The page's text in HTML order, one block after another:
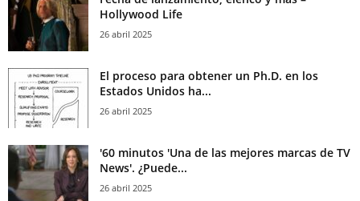
Hollywood Life
26 abril 2025
El proceso para obtener un Ph.D. en los
Estados Unidos ha...
26 abril 2025
'60 minutos 'Una de las mejores marcas de TV
News'. ¿Puede...
26 abril 2025